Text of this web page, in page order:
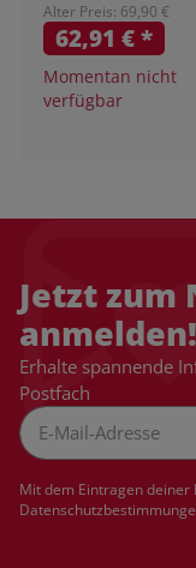
Alter Preis: 69,90 €
62,91 €*
Momentan nicht
verfügbar
Jetzt
anmelden!
Erhalte spannende
Postfach
Mit dem Eintragen